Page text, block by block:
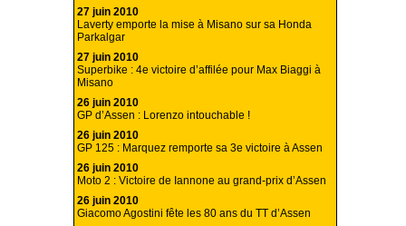
27 juin 2010
Laverty emporte la mise à Misano sur sa Honda
Parkalgar
27 juin 2010
Superbike : 4e victoire d’affilée pour Max Biaggi à
Misano
26 juin 2010
GP d’Assen : Lorenzo intouchable !
26 juin 2010
GP 125 : Marquez remporte sa 3e victoire à Assen
26 juin 2010
Moto 2 : Victoire de Iannone au grand-prix d’Assen
26 juin 2010
Giacomo Agostini fête les 80 ans du TT d’Assen